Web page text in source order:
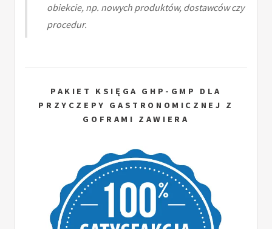
obiekcie, np. nowych produktów, dostawców czy
procedur.
PAKIET KSIĘGA GHP-GMP DLA
PRZYCZEPY GASTRONOMICZNEJ Z
GOFRAMI ZAWIERA